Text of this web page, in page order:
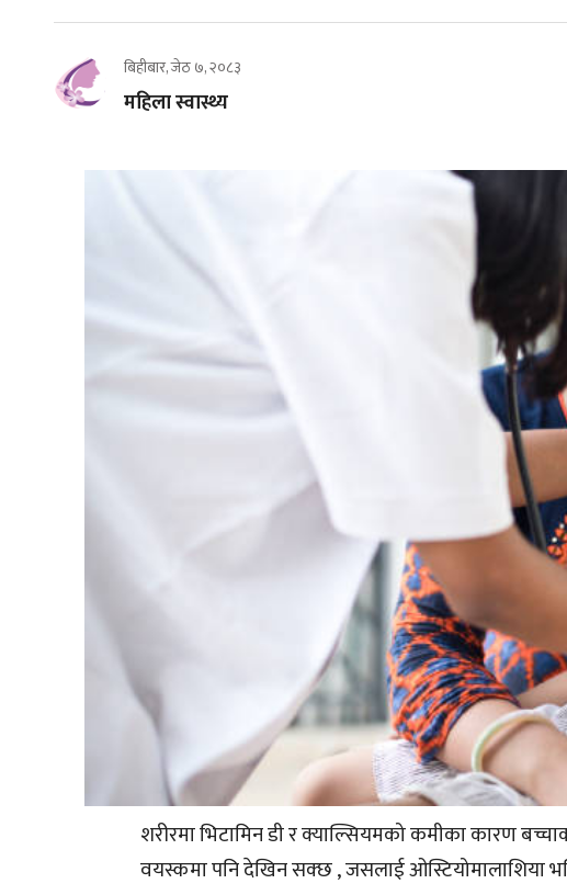
बिहीबार, जेठ ७, २०८३
महिला स्वास्थ्य
शरीरमा भिटामिन डी र क्याल्सियमको कमीका कारण
वयस्कमा पनि देखिन सक्छ , जसलाई ओस्टियोमालाशिया